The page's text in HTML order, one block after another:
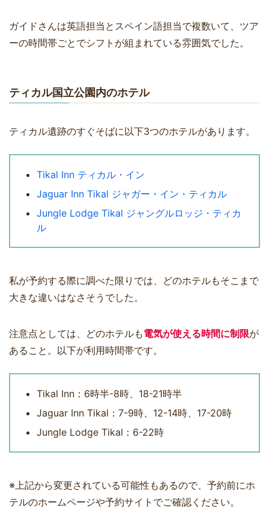
ガイドさんは英語担当とスペイン語担当で複数いて、ツア
ーの時間帯ごとでシフトが組まれている雰囲気でした。
ティカル国立公園内のホテル
ティカル遺跡のすぐそばに以下3つのホテルがあります。
Tikal Inn ティカル・イン
Jaguar Inn Tikal ジャガー・イン・ティカル
Jungle Lodge Tikal ジャングルロッジ・ティカ
ル
私が予約する際に調べた限りでは、どのホテルもそこまで
大きな違いはなさそうでした。
注意点としては、どのホテルも電気が使える時間に制限が
あること。以下が利用時間帯です。
Tikal Inn：6時半-8時、18-21時半
Jaguar Inn Tikal：7-9時、12-14時、17-20時
Jungle Lodge Tikal：6-22時
※上記から変更されている可能性もあるので、予約前にホ
テルのホームページや予約サイトでご確認ください。